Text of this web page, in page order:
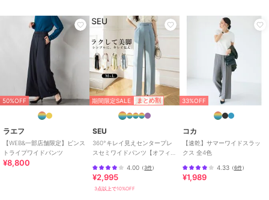
50%OFF
ラエフ
セラテリーダブルクロス
セミフレアパンツ≪洗濯
機で洗える≫
13,200
ラエフ
【カタログ掲載】ピクシ
エスタワイドパンツ≪洗
濯機で洗える/セットア
ップ対応≫
¥ 18,700
【大きいサイズ】ピクシ
エスタツイード見えワイ
ドパンツ≪セットアップ
可/洗濯機で洗える≫
15%OFF
ラエフ
50%OFF
ラエフ
【WEB&一部店舗限定】ピンス
トライプワイドパンツ
¥8,800
期間限定SALE まとめ割
SEU
360°キレイ見えセンタープレ
スセミワイドパンツ【オフィ
ジュアル】
4.00 （3件）
¥2,995
3点以上で10%OFF
33%OFF
コカ
【速乾】サマーワイドスラッ
クス 全4色
4.33（6件）
¥1,989